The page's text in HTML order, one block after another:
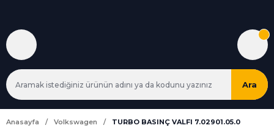
Ara
Anasayfa Volkswagen TURBO BASINÇ VALFI 7.02901.05.0